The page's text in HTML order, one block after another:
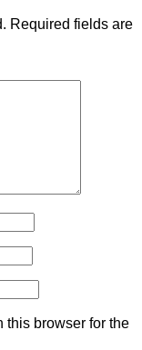
Required fields are
this browser for the